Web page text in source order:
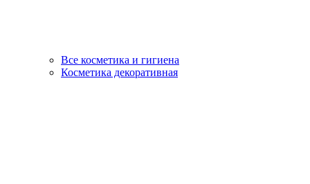
Все косметика и гигиена
Косметика декоративная